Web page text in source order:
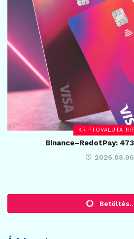
KRIPTOVALUTA
Binance–RedotPay: